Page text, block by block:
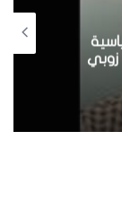
جوهر